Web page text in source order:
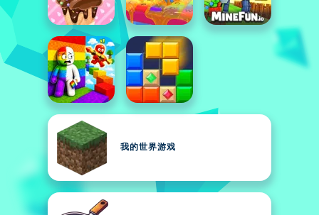
我的世界游戏